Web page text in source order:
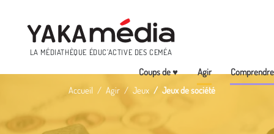
principal
LA MÉDIATHÈQUE ÉDUC’ACTIVE DES CEMÉA
Menu
Coups de ♥ Agir Comprendre
Accueil Agir Jeux Jeux de société